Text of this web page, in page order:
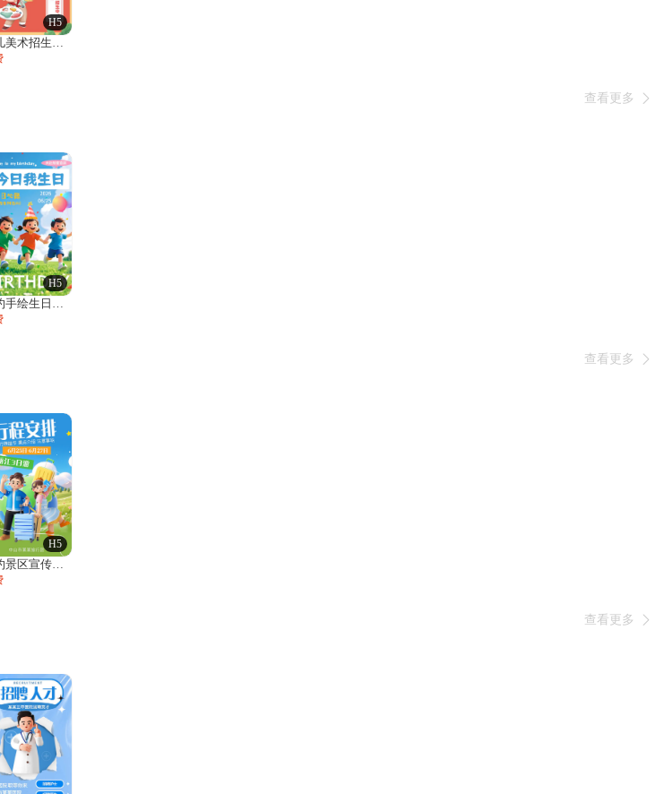
H5
少儿美术招生培训班绘画素描艺术培训开学季
查看更多 
H5
简约手绘生日贺卡祝福生日相册邀请函
查看更多 
H5
简约景区宣传旅游公司产品介绍行程安排活动
查看更多 